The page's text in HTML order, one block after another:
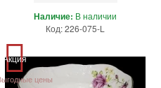
Наличие: В наличии
Код: 226-075-L
Акция
цены